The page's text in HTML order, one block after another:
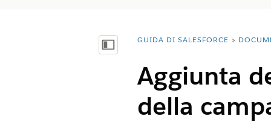
Mostra sommario
Ti trovi qui:
GUIDA DI SALESFORCE
Aggiunta
della